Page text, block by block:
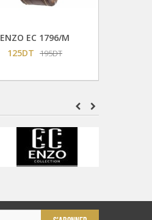
ENZO EC 1796/M
125DT 195DT